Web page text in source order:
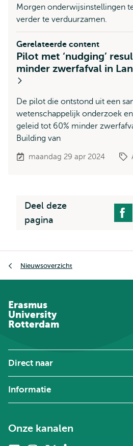
Morgen onderwijsinstellingen
verder te verduurzamen.
Gerelateerde content
Pilot met ‘nudging’
minder zwerfafval in
De pilot die ontstond uit een
wetenschappelijk onderzoek
geleid tot 60% minder
Building van
maandag 29 apr 2024
Deel deze
pagina
Nieuwsoverzicht
Erasmus
University
Rotterdam
Direct naar
Informatie
Onze kanalen